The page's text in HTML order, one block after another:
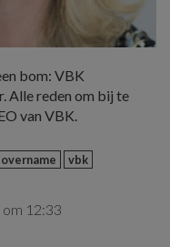
bom: VBK
Alle reden om bij te
van VBK.
overname vbk
om 12:33